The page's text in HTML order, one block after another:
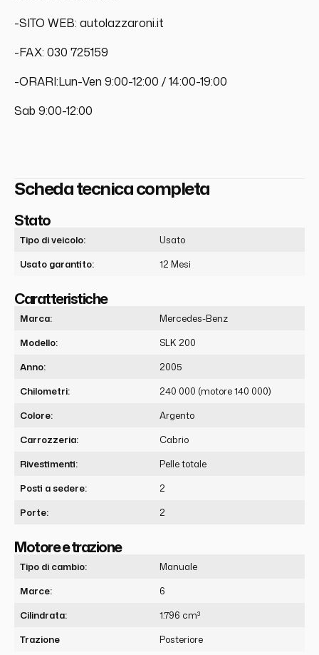
-SITO WEB: autolazzaroni.it
-FAX: 030 725159
-ORARI:Lun-Ven 9:00-12:00 / 14:00-19:00
Sab 9:00-12:00
Scheda tecnica completa
Stato
Tipo di veicolo:
Usato
Usato garantito:
12 Mesi
Caratteristiche
Marca:
Mercedes-Benz
Modello:
SLK 200
Anno:
2005
Chilometri:
240 000 (motore 140 000)
Colore:
Argento
Carrozzeria:
Cabrio
Rivestimenti:
Pelle totale
Posti a sedere:
2
Porte:
2
Motore e trazione
Tipo di cambio:
Manuale
Marce:
6
Cilindrata:
1.796 cm³
Trazione
Posteriore